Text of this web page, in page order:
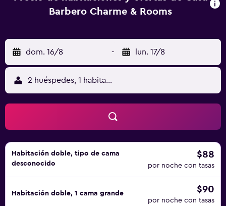
baños están equipados con ducha, bidé y artículos de
para las personas de negocios incluyen escritorio y
teléfono; las llamadas locales y de larga distancia son
gratuitas (pueden existir restricciones). Se ofrece servicio
de limpieza todos los días. Los servicios de ocio y
esparcimiento en este bed and breakfast incluyen
bicicletas gratuitas. Se pueden practicar las actividades de
ocio y esparcimiento que se indican más abajo en las
instalaciones o cerca del alojamiento (es posible que se
aplique un recargo).
Barbero Charme & Rooms
dom. 16/8 - lun. 17/8
2 huéspedes, 1 habitación
Habitación doble, tipo de cama
desconocido
$88
por noche con tasas
Habitación doble, 1 cama grande $90
por noche con tasas